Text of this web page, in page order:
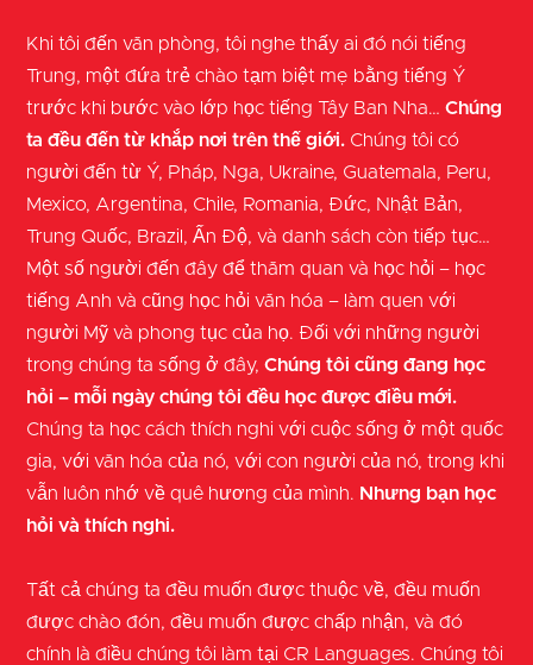
Khi tôi đến văn phòng, tôi nghe thấy ai đó nói tiếng
Trung, một đứa trẻ chào tạm biệt mẹ bằng tiếng Ý
trước khi bước vào lớp học tiếng Tây Ban Nha…Chúng
ta đều đến từ khắp nơi trên thế giới. Chúng tôi có
người đến từ Ý, Pháp, Nga, Ukraine, Guatemala, Peru,
Mexico, Argentina, Chile, Romania, Đức, Nhật Bản,
Trung Quốc, Brazil, Ấn Độ, và danh sách còn tiếp tục…
Một số người đến đây để thăm quan và học hỏi – học
tiếng Anh và cũng học hỏi văn hóa – làm quen với
người Mỹ và phong tục của họ. Đối với những người
trong chúng ta sống ở đây,Chúng tôi cũng đang học
hỏi – mỗi ngày chúng tôi đều học được điều mới.
Chúng ta học cách thích nghi với cuộc sống ở một quốc
gia, với văn hóa của nó, với con người của nó, trong khi
vẫn luôn nhớ về quê hương của mình. Nhưng bạn học
hỏi và thích nghi.
Tất cả chúng ta đều muốn được thuộc về, đều muốn
được chào đón, đều muốn được chấp nhận, và đó
chính là điều chúng tôi làm tại CR Languages. Chúng tôi